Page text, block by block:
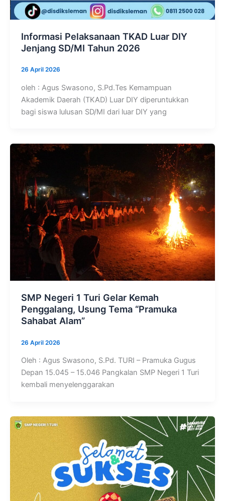
Informasi Pelaksanaan TKAD Luar DIY
Jenjang SD/MI Tahun 2026
26 April 2026
oleh : Agus Swasono, S.Pd.Tes Kemampuan
Akademik Daerah (TKAD) Luar DIY diperuntukkan
bagi siswa lulusan SD/MI dari luar DIY yang
SMP Negeri 1 Turi Gelar Kemah
Penggalang, Usung Tema “Pramuka
Sahabat Alam”
26 April 2026
Oleh : Agus Swasono, S.Pd. TURI – Pramuka Gugus
Depan 15.045 – 15.046 Pangkalan SMP Negeri 1 Turi
kembali menyelenggarakan